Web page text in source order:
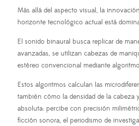
Más allá del aspecto visual, la
horizonte tecnológico actual está
El sonido binaural busca replicar de
avanzadas, se utilizan cabezas de
estéreo convencional mediante
Estos algoritmos calculan las
también cómo la densidad de la cabeza
absoluta: percibe con precisión
ficción sonora, el periodismo de